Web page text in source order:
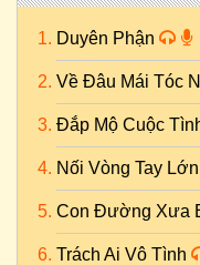
Duyên Phận
Về Đâu Mái Tóc
Đắp Mộ Cuộc
Nối Vòng Tay Lớn
Con Đường Xưa
Trách Ai Vô Tình